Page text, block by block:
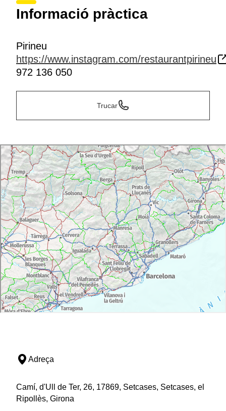
Informació pràctica
Pirineu
https://www.instagram.com/restaurantpirineu
972 136 050
Trucar
Adreça
Camí, d'Ull de Ter, 26, 17869, Setcases, Setcases, el
Ripollès, Girona